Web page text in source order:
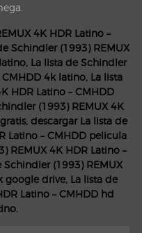
4K HDR Latino –
Schindler (1993) REMUX
La lista de Schindler
4k latino, La lista
HDR Latino – CMHDD
(1993) REMUX 4K
descargar La lista de
Latino – CMHDD pelicula
REMUX 4K HDR Latino –
(1993) REMUX
google drive, La lista de
Latino – CMHDD hd